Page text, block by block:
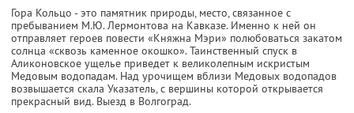
Гора Кольцо - это памятник природы, место, связанное с
пребыванием М.Ю. Лермонтова на Кавказе. Именно к ней он
отправляет героев повести «Княжна Мэри» полюбоваться закатом
солнца «сквозь каменное окошко». Таинственный спуск в
Аликоновское ущелье приведет к великолепным искристым
Медовым водопадам. Над урочищем вблизи Медовых водопадов
возвышается скала Указатель, с вершины которой открывается
прекрасный вид. Выезд в Волгоград.